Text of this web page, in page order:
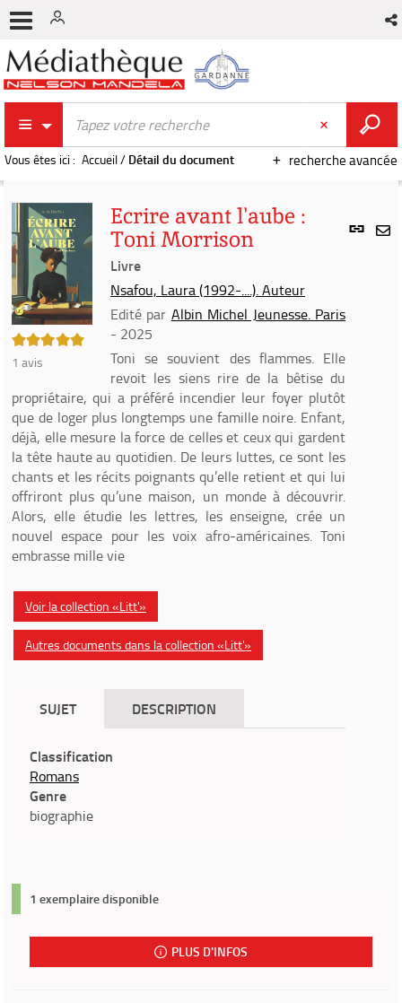
recherche avancée
Vous êtes ici : Accueil/ Détail du document
Lien
5/5
1 avis
Ecrire avant l'aube :
Toni Morrison
Livre
Nsafou, Laura (1992-....). Auteur
Edité par Albin Michel Jeunesse. Paris
- 2025
Toni se souvient des flammes. Elle
revoit les siens rire de la bêtise du
propriétaire, qui a préféré incendier leur foyer plutôt
que de loger plus longtemps une famille noire. Enfant,
déjà, elle mesure la force de celles et ceux qui gardent
la tête haute au quotidien. De leurs luttes, ce sont les
chants et les récits poignants qu’elle retient et qui lui
offriront plus qu’une maison, un monde à découvrir.
Alors, elle étudie les lettres, les enseigne, crée un
nouvel espace pour les voix afro-américaines. Toni
embrasse mille vie
Voir la collection «Litt'»
Autres documents dans la collection «Litt'»
SUJET DESCRIPTION
Classification
Romans
Genre
biographie
1 exemplaire disponible
PLUS D'INFOS